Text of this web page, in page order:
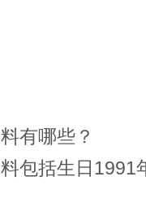
有哪些？
包括生日1991